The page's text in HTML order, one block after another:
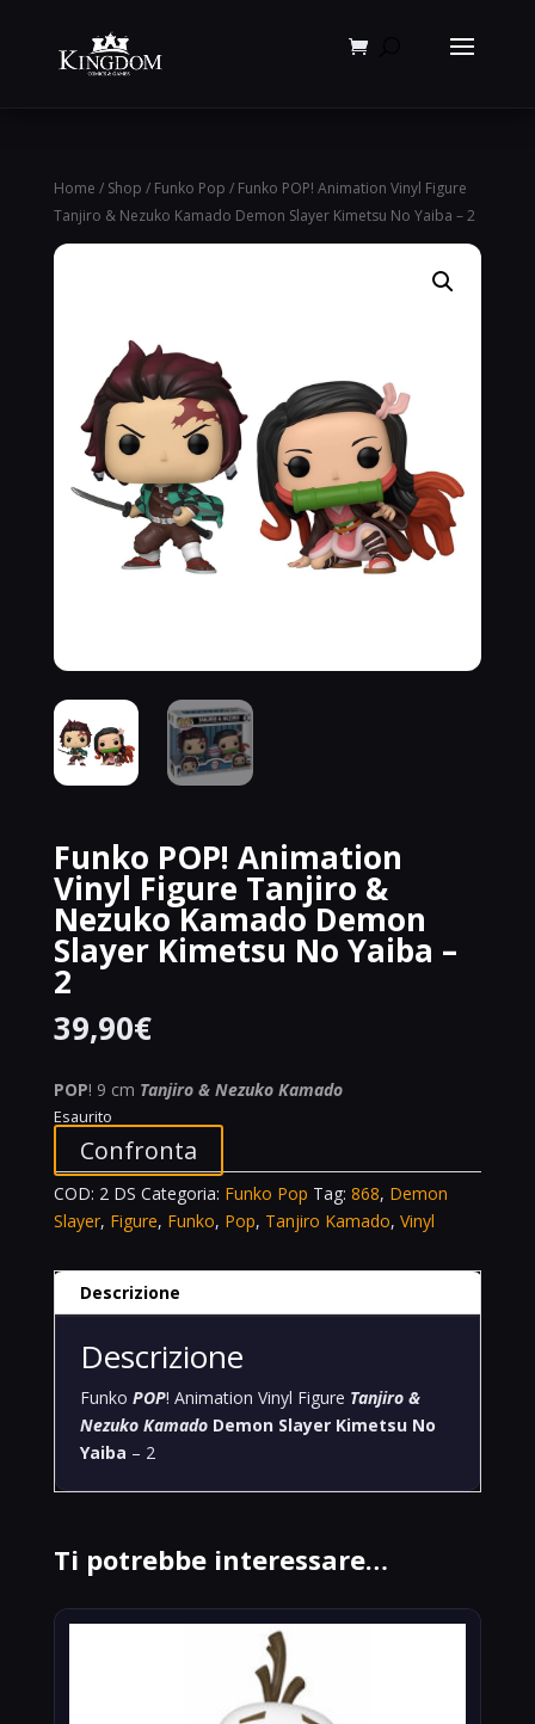
Home / Shop / Funko Pop / Funko POP! Animation Vinyl Figure
Tanjiro & Nezuko Kamado Demon Slayer Kimetsu No Yaiba – 2
Funko POP! Animation
Vinyl Figure Tanjiro &
Nezuko Kamado Demon
Slayer Kimetsu No Yaiba –
2
39,90€
POP! 9 cm Tanjiro & Nezuko Kamado
Esaurito
Confronta
COD: 2 DS Categoria: Funko Pop Tag: 868, Demon
Slayer, Figure, Funko, Pop, Tanjiro Kamado, Vinyl
Descrizione
Descrizione
Funko POP! Animation Vinyl Figure Tanjiro &
Nezuko Kamado Demon Slayer Kimetsu No
Yaiba – 2
Ti potrebbe interessare…